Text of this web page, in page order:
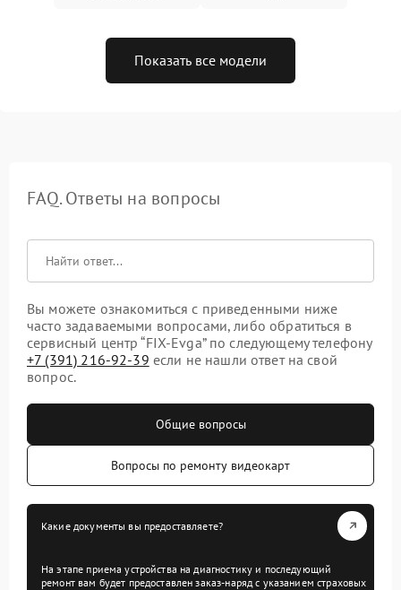
Показать все модели
FAQ. Ответы на вопросы
Вы можете ознакомиться с приведенными ниже
часто задаваемыми вопросами, либо обратиться в
сервисный центр “FIX-Evga” по следующему телефону
+7 (391) 216-92-39 если не нашли ответ на свой
вопрос.
Общие вопросы
Вопросы по ремонту видеокарт
Какие документы вы предоставляете?
На этапе приема устройства на диагностику и последующий
ремонт вам будет предоставлен заказ-наряд с указанием страховых